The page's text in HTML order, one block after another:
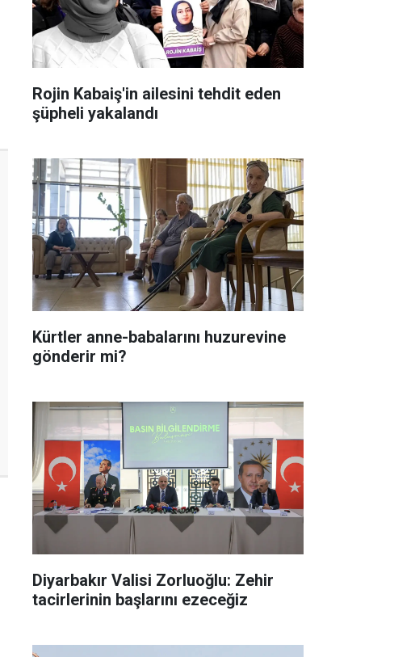
Rojin Kabaiş'in ailesini tehdit eden
şüpheli yakalandı
Kürtler anne-babalarını huzurevine
gönderir mi?
Diyarbakır Valisi Zorluoğlu: Zehir
tacirlerinin başlarını ezeceğiz